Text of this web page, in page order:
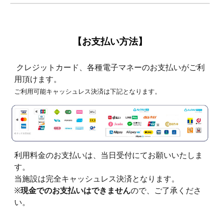
【お支払い方法】
クレジットカード、各種電子マネーのお支払いがご利
用頂けます。
ご利用可能キャッシュレス決済は下記となります。
利用料金のお支払いは、当日受付にてお願いいたしま
す。
当施設は完全キャッシュレス決済となります。
※現金でのお支払いはできませんので、ご了承くださ
い。